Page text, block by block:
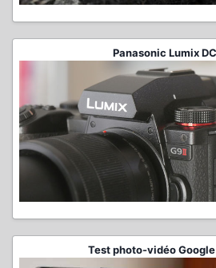
Panasonic Lumix
Test photo-vidéo Google